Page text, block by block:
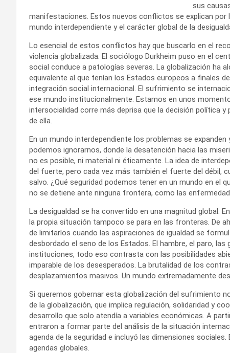
sus
manifestaciones. Estos nuevos conflictos se explican
mundo interdependiente y el carácter global de la
Lo esencial de estos conflictos hay que buscarlo en el
violencia globalizada. El sociólogo Durkheim puso en el
social conduce a patologías severas. La globalización ha
equivalente al que tenían los Estados europeos a finales
integración social internacional. El sufrimiento se
ese mundo institucionalmente. Estamos en unos
intersocialidad corre más deprisa que la decisión política
de ella.
En un mundo interdependiente los problemas se
podemos ignorarnos, donde la desatención hacia las
no es posible, ni material ni éticamente. La idea de
del fuerte, pero cada vez más también el fuerte del débil,
salvo. ¿Qué seguridad podemos tener en un mundo en el
no se detiene ante ninguna frontera, como las
La desigualdad se ha convertido en una magnitud global.
la propia situación tampoco se para en las fronteras. De
de limitarlos cuando las aspiraciones de igualdad se
desbordado el seno de los Estados. El hambre, el paro, las
instituciones, todo eso contrasta con las posibilidades
imparable de los desesperados. La brutalidad de los
desplazamientos masivos. Un mundo extremadamente
Si queremos gobernar esta globalización del sufrimiento
de la globalización, que implica regulación, solidaridad y
desarrollo que solo atendía a variables económicas. A
entraron a formar parte del análisis de la situación
agenda de la seguridad e incluyó las dimensiones
agendas globales.